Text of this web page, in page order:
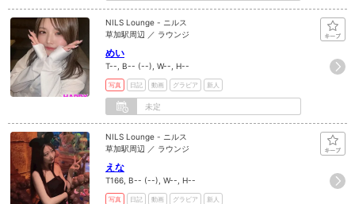
NILS Lounge - ニルス
草加駅周辺 ／ ラウンジ
めい
T--, B-- (--), W--, H--
写真 日記 動画 グラビア 新人
未定
NILS Lounge - ニルス
草加駅周辺 ／ ラウンジ
えな
T166, B-- (--), W--, H--
写真 日記 動画 グラビア 新人